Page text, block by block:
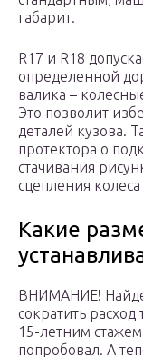
габарит.
R17 и R18
определенной
валика –
Это позволит
деталей кузова.
протектора о
стачивания
сцепления
Какие
ВНИМАНИЕ!
сократить
15-летним
попробовал. А